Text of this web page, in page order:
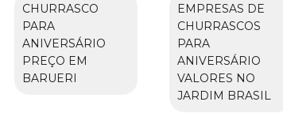
CHURRASCO
PARA
ANIVERSÁRIO
PREÇO EM
BARUERI
EMPRESAS DE
CHURRASCOS
PARA
ANIVERSÁRIO
VALORES NO
JARDIM BRASIL